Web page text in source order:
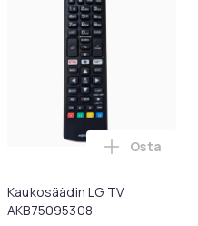
QC 2 AE 2, AE 2i, AE 2w,
suurikokoinen
Kaukosäädin LG TV
AKB75095308
Lisää
Osta